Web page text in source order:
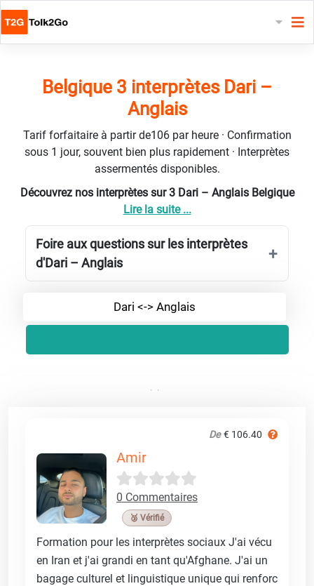
Belgique 3 interprètes Dari –
Anglais
Tarif forfaitaire à partir de106 par heure · Confirmation
sous 1 jour, souvent bien plus rapidement · Interprètes
assermentés disponibles.
Découvrez nos interprètes sur 3 Dari – Anglais Belgique
Lire la suite ...
Foire aux questions sur les interprètes
d'Dari – Anglais
Dari <-> Anglais
De € 106.40
Amir
0 Commentaires
🥉 Vérifié
Formation pour les interprètes sociaux J'ai vécu
en Iran et j'ai grandi en tant qu'Afghane. J'ai un
bagage culturel et linguistique unique qui renforc